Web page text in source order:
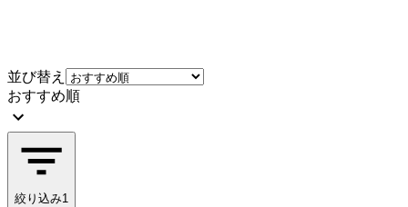
並び替え
おすすめ順
絞り込み1